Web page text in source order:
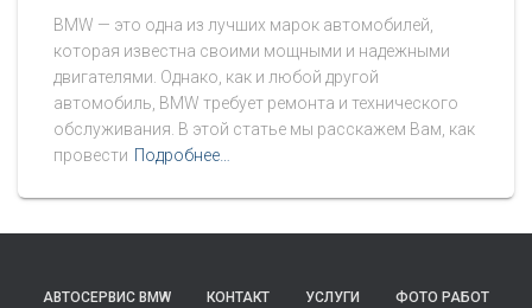
BMW — это одна из лучших марок автомобилей,
которая известна своими мощными и надежными
двигателями. Однако, как и любой другой
автомобиль, BMW требует ремонта и технического
обслуживания. В этой статье мы расскажем Вам, как
провести Подробнее…
АВТОСЕРВИС BMW КОНТАКТ УСЛУГИ ФОТО РАБОТ